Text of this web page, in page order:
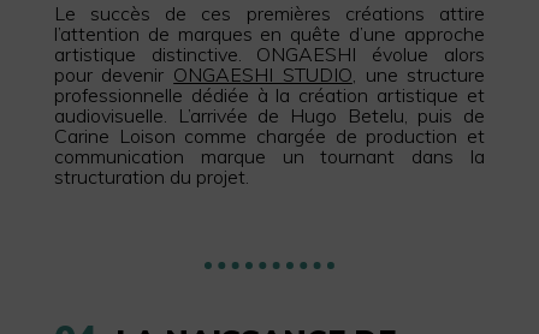
Le succès de ces premières créations attire
l’attention de marques en quête d’une approche
artistique distinctive. ONGAESHI évolue alors
pour devenir ONGAESHI STUDIO, une structure
professionnelle dédiée à la création artistique et
audiovisuelle. L’arrivée de Hugo Betelu, puis de
Carine Loison comme chargée de production et
communication marque un tournant dans la
structuration du projet.